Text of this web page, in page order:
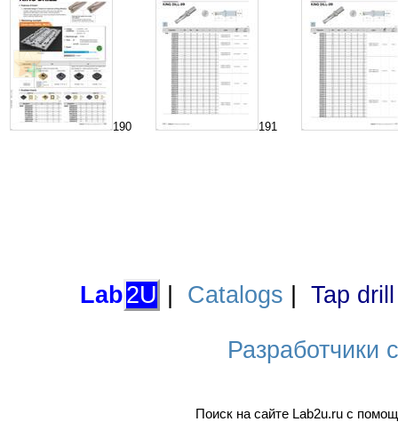
190 191
Lab2U Catalogs Tap
Разработчики
Поиск на сайте Lab2u.ru с